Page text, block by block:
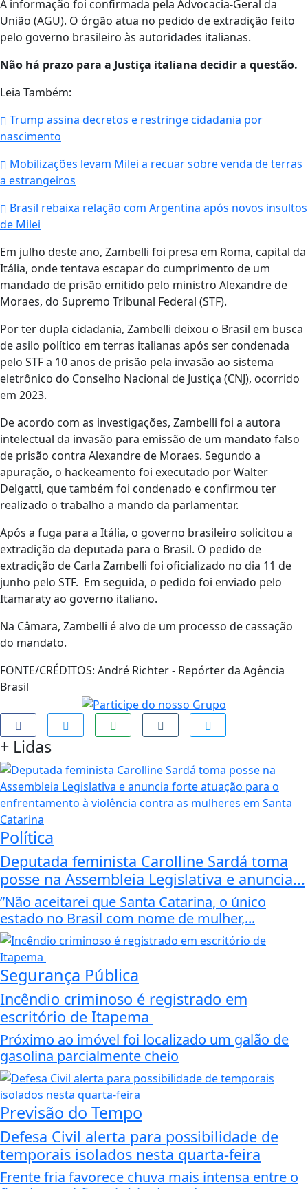
A informação foi confirmada pela Advocacia-Geral da
União (AGU). O órgão atua no pedido de extradição feito
pelo governo brasileiro às autoridades italianas.
Não há prazo para a Justiça italiana decidir a questão.
Leia Também:
Trump assina decretos e restringe cidadania por
nascimento
Mobilizações levam Milei a recuar sobre venda de terras
a estrangeiros
Brasil rebaixa relação com Argentina após novos insultos
de Milei
Em julho deste ano, Zambelli foi presa em Roma, capital da
Itália, onde tentava escapar do cumprimento de um
mandado de prisão emitido pelo ministro Alexandre de
Moraes, do Supremo Tribunal Federal (STF).
Por ter dupla cidadania, Zambelli deixou o Brasil em busca
de asilo político em terras italianas após ser condenada
pelo STF a 10 anos de prisão pela invasão ao sistema
eletrônico do Conselho Nacional de Justiça (CNJ), ocorrido
em 2023.
De acordo com as investigações, Zambelli foi a autora
intelectual da invasão para emissão de um mandato falso
de prisão contra Alexandre de Moraes. Segundo a
apuração, o hackeamento foi executado por Walter
Delgatti, que também foi condenado e confirmou ter
realizado o trabalho a mando da parlamentar.
Após a fuga para a Itália, o governo brasileiro solicitou a
extradição da deputada para o Brasil. O pedido de
extradição de Carla Zambelli foi oficializado no dia 11 de
junho pelo STF. Em seguida, o pedido foi enviado pelo
Itamaraty ao governo italiano.
Na Câmara, Zambelli é alvo de um processo de cassação
do mandato.
FONTE/CRÉDITOS: André Richter - Repórter da Agência
Brasil
+ Lidas
Política
Deputada feminista Carolline Sardá toma
posse na Assembleia Legislativa e anuncia...
”Não aceitarei que Santa Catarina, o único
estado no Brasil com nome de mulher,...
Segurança Pública
Incêndio criminoso é registrado em
escritório de Itapema
Próximo ao imóvel foi localizado um galão de
gasolina parcialmente cheio
Previsão do Tempo
Defesa Civil alerta para possibilidade de
temporais isolados nesta quarta-feira
Frente fria favorece chuva mais intensa entre o